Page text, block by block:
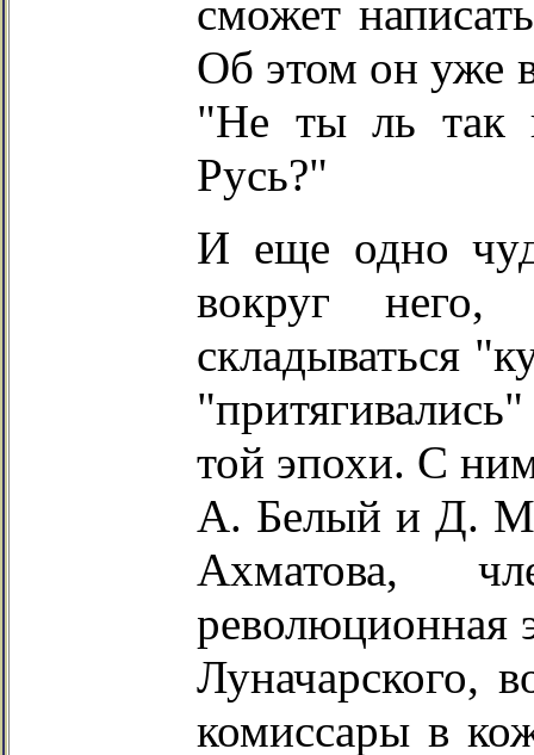
сможет
Об этом он уже
"Не ты ль так
Русь?"
И еще одно
вокруг него,
складываться
той эпохи. С
А. Белый и Д.
Ахматова,
революционная
Луначарского,
комиссары в